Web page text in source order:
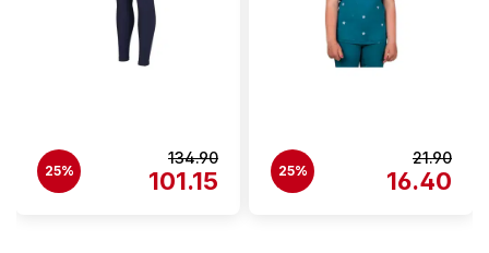
25%
134.90
101.15 25%
21.90
16.40